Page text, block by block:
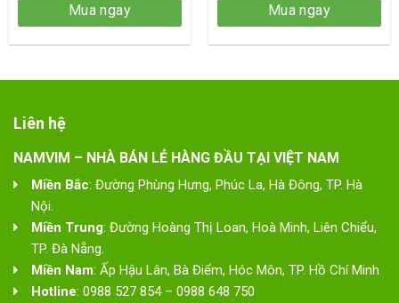
là:
Mua ngay
là:
Mua ngay
Liên hệ
NAMVIM – NHÀ BÁN LẺ HÀNG ĐẦU TẠI VIỆT NAM
Miền Bắc: Đường Phùng Hưng, Phúc La, Hà Đông, TP. Hà
Nội.
Miền Trung: Đường Hoàng Thị Loan, Hoà Minh, Liên Chiểu,
TP. Đà Nẵng.
Miền Nam: Ấp Hậu Lân, Bà Điểm, Hóc Môn, TP. Hồ Chí Minh
Hotline: 0988 527 854 – 0988 648 750